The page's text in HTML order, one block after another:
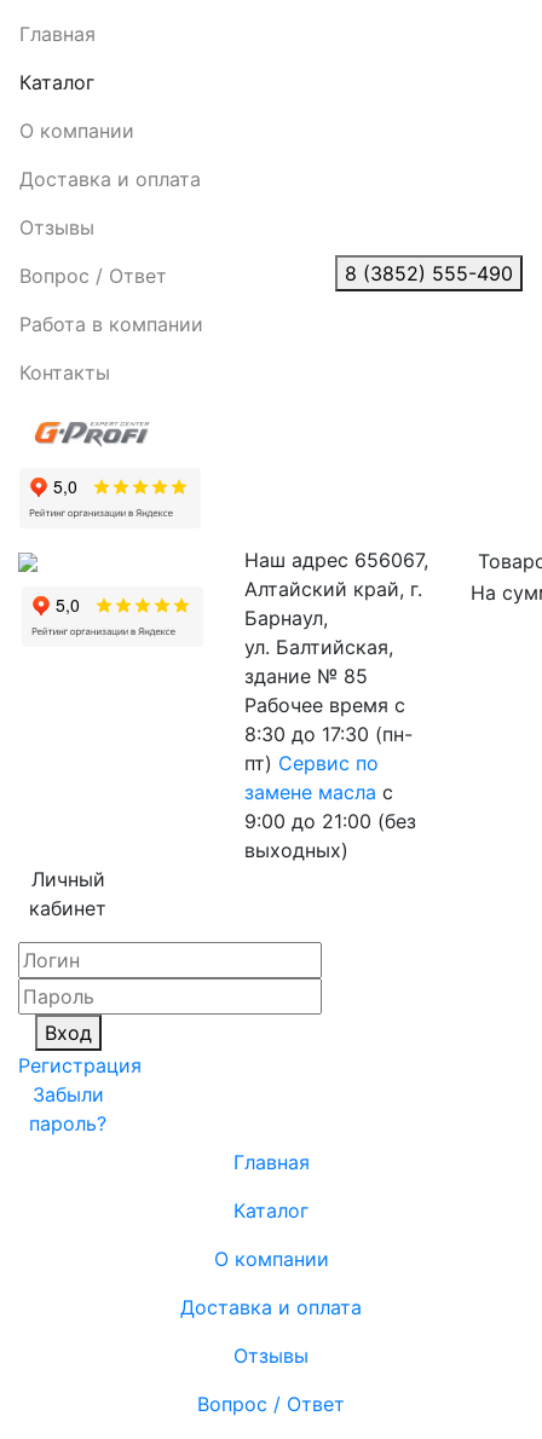
Главная
Каталог
О компании
Доставка и оплата
Отзывы
Вопрос / Ответ
Работа в компании
Контакты
8 (3852) 555-490
Наш адрес 656067,
Алтайский край, г.
Барнаул,
ул. Балтийская,
здание № 85
Рабочее время с
8:30 до 17:30 (пн-
пт) Сервис по
замене масла с
9:00 до 21:00 (без
выходных)
На
Личный
кабинет
Вход
Регистрация
Забыли
пароль?
Главная
Каталог
О компании
Доставка и оплата
Отзывы
Вопрос / Ответ